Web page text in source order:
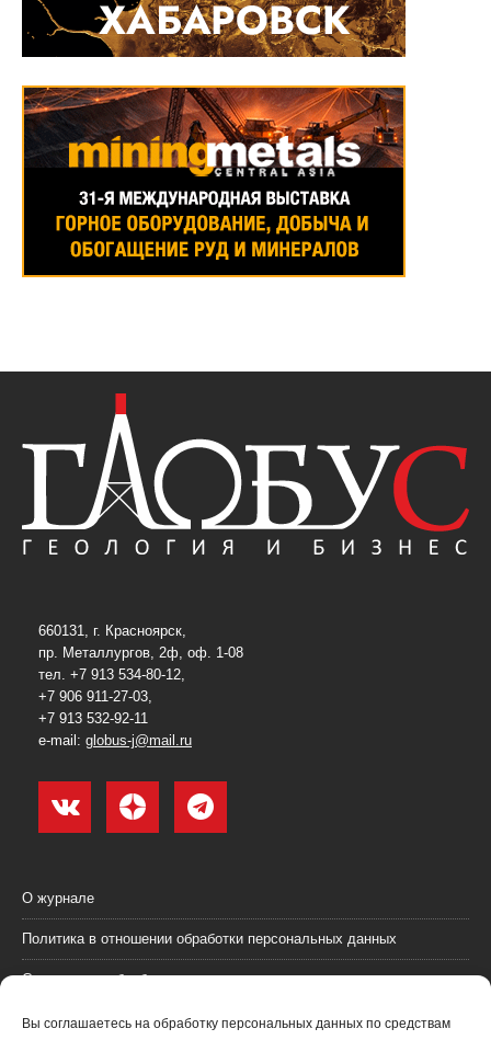
Вы соглашаетесь на обработку персональных данных по средствам
660131, г. Красноярск,
пр. Металлургов, 2ф, оф. 1-08
тел. +7 913 534-80-12,
+7 906 911-27-03,
+7 913 532-92-11
e-mail: globus-j@mail.ru
О журнале
Политика в отношении обработки персональных данных
Согласие на обработку персональных данных
Пользовательское соглашение (оферта)